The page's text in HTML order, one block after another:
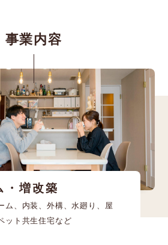
事業内容
・増改築
ム、内装、外構、水廻り、屋
ット共生住宅など